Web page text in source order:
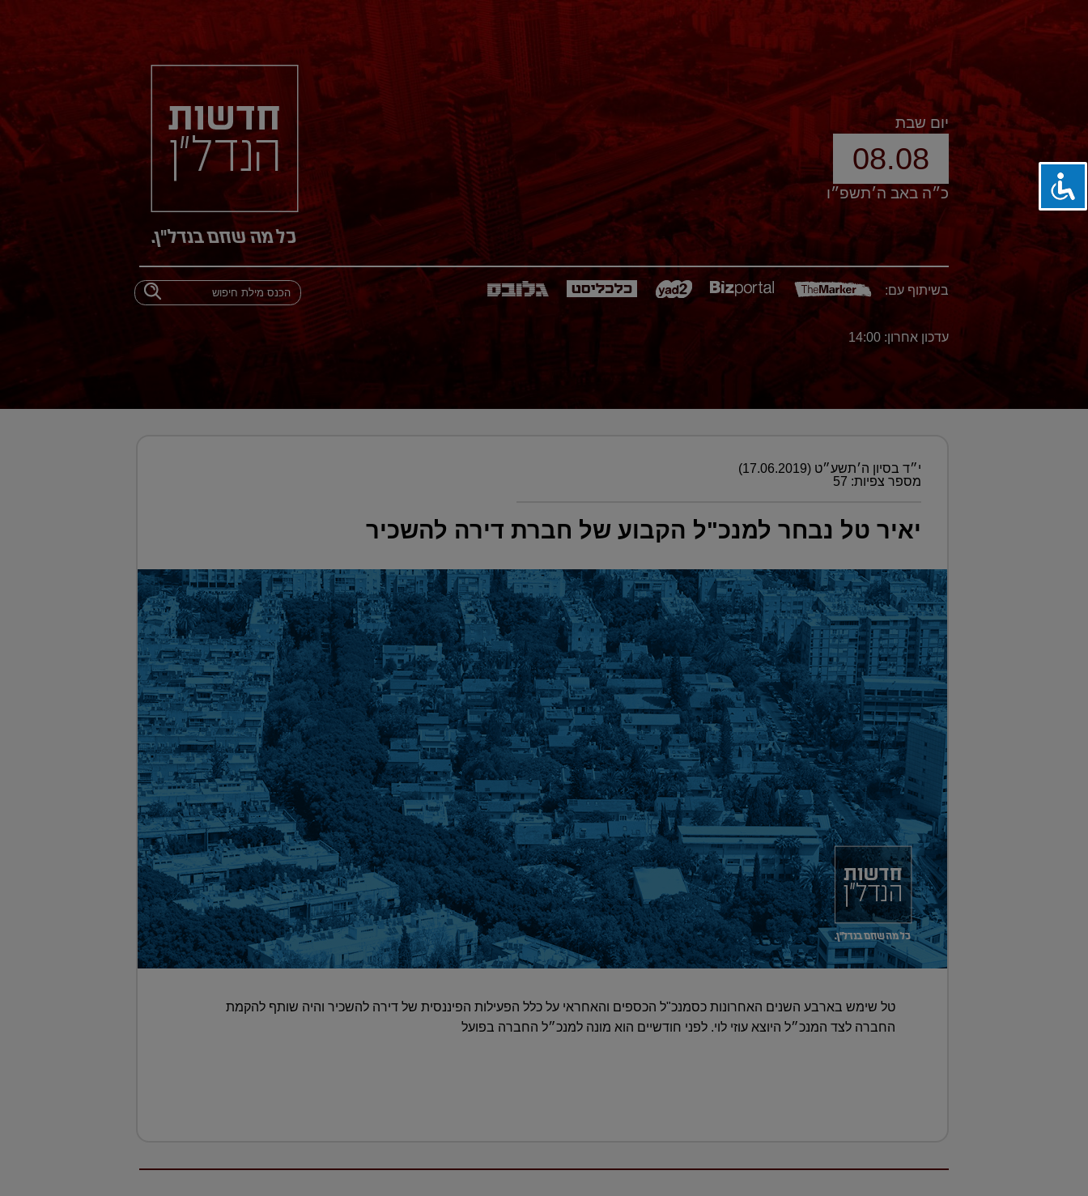
יום שבת
08.08
כ״ה באב ה׳תשפ״ו
בשיתוף עם:
עדכון אחרון: 14:00
י״ד בסיון ה׳תשע״ט (17.06.2019)
מספר צפיות: 57
יאיר טל נבחר למנכ"ל הקבוע של חברת דירה להשכיר
טל שימש בארבע השנים האחרונות כסמנכ"ל הכספים והאחראי על כלל הפעילות הפיננסית של דירה להשכיר והיה שותף להקמת
החברה לצד המנכ״ל היוצא עוזי לוי. לפני חודשיים הוא מונה למנכ״ל החברה בפועל